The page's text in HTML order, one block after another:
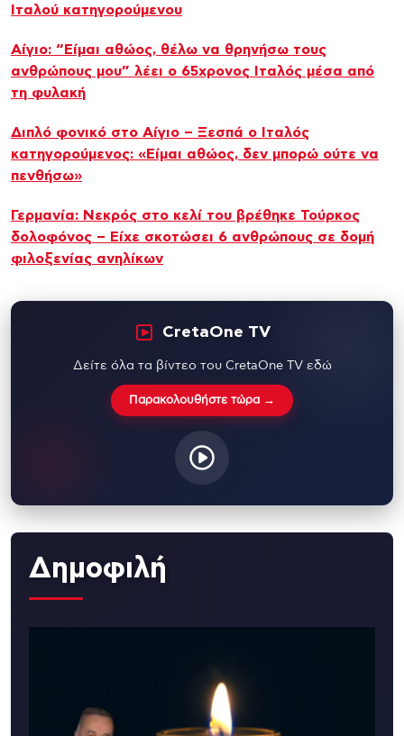
Ιταλού κατηγορούμενου
Αίγιο: “Είμαι αθώος, θέλω να θρηνήσω τους
ανθρώπους μου” λέει ο 65χρονος Ιταλός μέσα από
τη φυλακή
Διπλό φονικό στο Αίγιο – Ξεσπά ο Ιταλός
κατηγορούμενος: «Είμαι αθώος, δεν μπορώ ούτε να
πενθήσω»
Γερμανία: Νεκρός στο κελί του βρέθηκε Τούρκος
δολοφόνος – Είχε σκοτώσει 6 ανθρώπους σε δομή
φιλοξενίας ανηλίκων
CretaOne TV
Δείτε όλα τα βίντεο του CretaOne TV εδώ
Παρακολουθήστε τώρα →
Δημοφιλή